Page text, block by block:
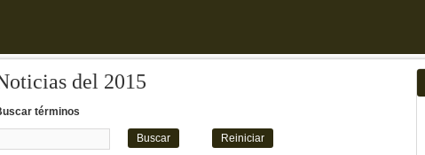
del 2015
términos